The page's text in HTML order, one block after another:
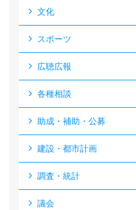
文化
スポーツ
広聴広報
各種相談
助成・補助・公募
建設・都市計画
調査・統計
議会